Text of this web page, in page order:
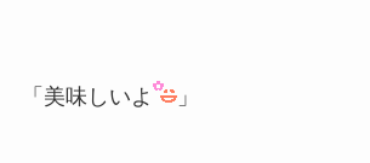
「美味しいよ 」